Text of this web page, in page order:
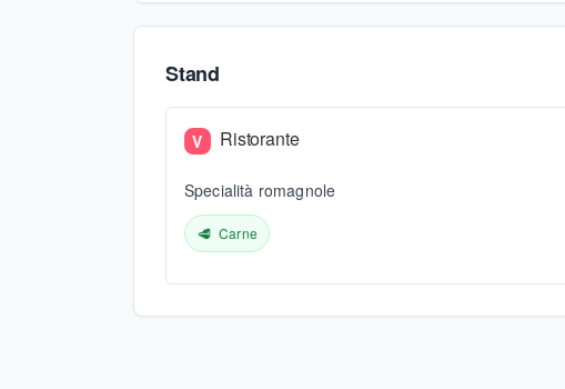
Stand
V Ristorante
Specialità romagnole
🥩 Carne